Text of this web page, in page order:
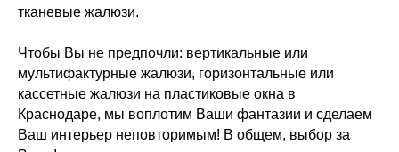
тканевые жалюзи.
Чтобы Вы не предпочли: вертикальные или
мультифактурные жалюзи, горизонтальные или
кассетные жалюзи на пластиковые окна в
Краснодаре, мы воплотим Ваши фантазии и сделаем
Ваш интерьер неповторимым! В общем, выбор за